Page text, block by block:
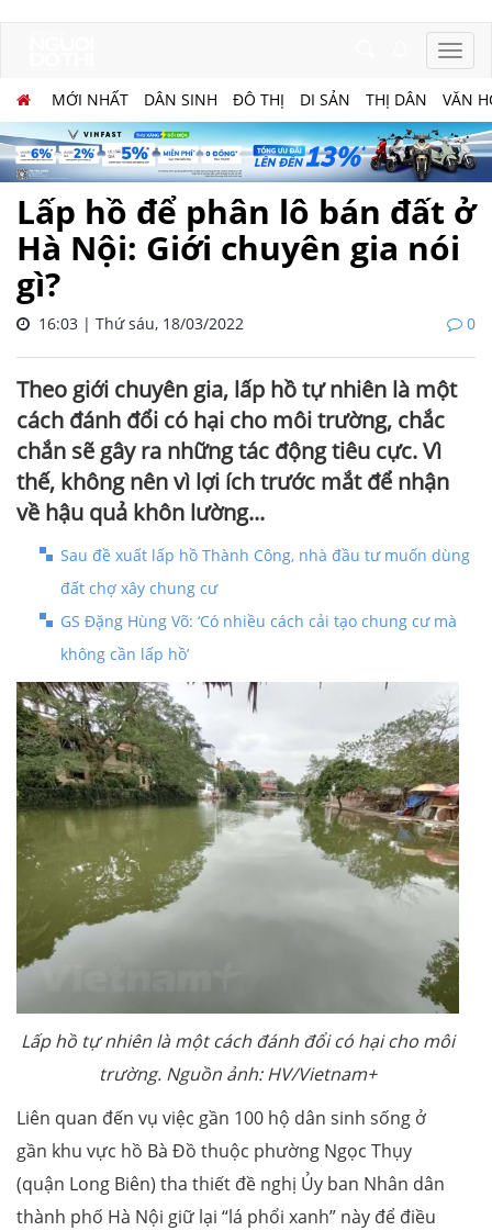
MỚI NHẤT DÂN SINH ĐÔ THỊ DI SẢN THỊ DÂN VĂN
Lấp hồ để phân lô bán đất ở
Hà Nội: Giới chuyên gia nói
gì?
16:03 | Thứ sáu, 18/03/2022 0
Theo giới chuyên gia, lấp hồ tự nhiên là một
cách đánh đổi có hại cho môi trường, chắc
chắn sẽ gây ra những tác động tiêu cực. Vì
thế, không nên vì lợi ích trước mắt để nhận
về hậu quả khôn lường...
Sau đề xuất lấp hồ Thành Công, nhà đầu tư muốn dùng
đất chợ xây chung cư
GS Đặng Hùng Võ: ‘Có nhiều cách cải tạo chung cư mà
không cần lấp hồ’
Lấp hồ tự nhiên là một cách đánh đổi có hại cho môi
trường. Nguồn ảnh: HV/Vietnam+
Liên quan đến vụ việc gần 100 hộ dân sinh sống ở
gần khu vực hồ Bà Đồ thuộc phường Ngọc Thụy
(quận Long Biên) tha thiết đề nghị Ủy ban Nhân dân
thành phố Hà Nội giữ lại “lá phổi xanh” này để điều